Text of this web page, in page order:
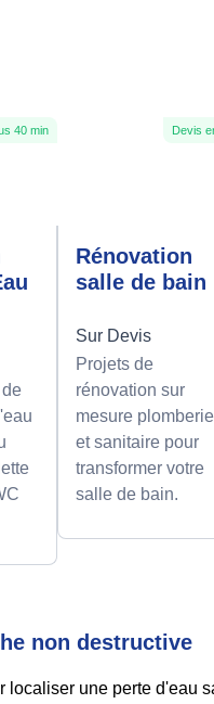
40 min Devis
Rénovation
salle de bain
Sur Devis
Projets de
rénovation sur
mesure plomberie
et sanitaire pour
transformer votre
salle de bain.
non destructive
localiser une perte d'eau